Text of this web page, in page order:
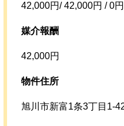
42,000円/ 42,000円 / 0円
媒介報酬
42,000円
物件住所
旭川市新富1条3丁目1-